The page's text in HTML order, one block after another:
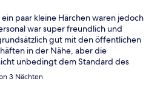
paar kleine Härchen waren jedoch
war super freundlich und
gut mit den öffentlichen
in der Nähe, aber die
unbedingt dem Standard des
direkt vorm Haus gratis
begrenzt.
3 Nächten